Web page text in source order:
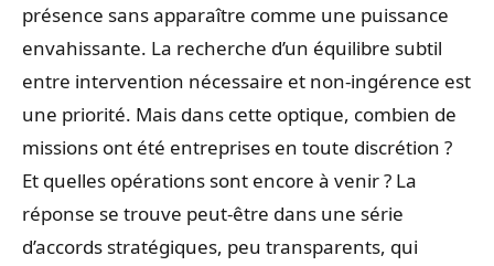
présence sans apparaître comme une puissance
envahissante. La recherche d’un équilibre subtil
entre intervention nécessaire et non-ingérence est
une priorité. Mais dans cette optique, combien de
missions ont été entreprises en toute discrétion ?
Et quelles opérations sont encore à venir ? La
réponse se trouve peut-être dans une série
d’accords stratégiques, peu transparents, qui